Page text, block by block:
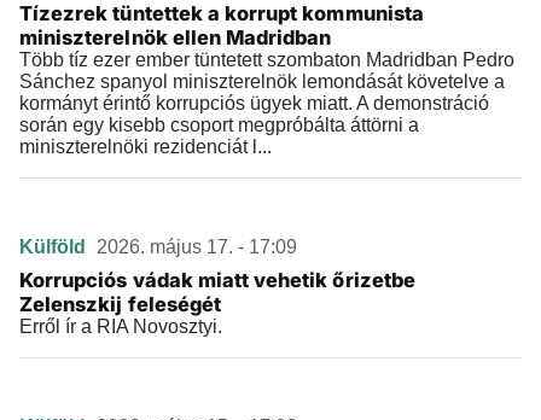
Tízezrek tüntettek a korrupt kommunista
miniszterelnök ellen Madridban
Több tíz ezer ember tüntetett szombaton Madridban Pedro
Sánchez spanyol miniszterelnök lemondását követelve a
kormányt érintő korrupciós ügyek miatt. A demonstráció
során egy kisebb csoport megpróbálta áttörni a
miniszterelnöki rezidenciát l...
Külföld 2026. május 17. - 17:09
Korrupciós vádak miatt vehetik őrizetbe
Zelenszkij feleségét
Erről ír a RIA Novosztyi.